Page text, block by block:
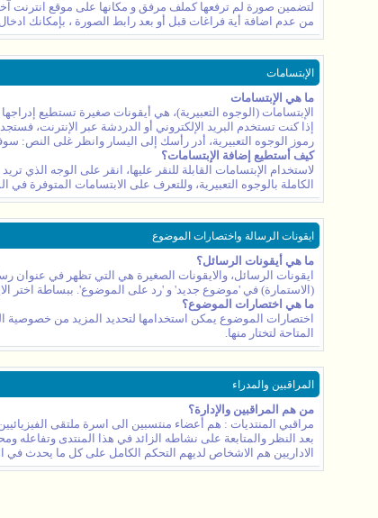
من عدم اضافة أية فراغات قبل أو بعد رابط الصورة ، بإمكانك
الإبتسامات
ما هي الإبتسامات
الإبتسامات (الوجوه التعبيرية)، هي أيقونات صغيرة تستطيع
إذا كنت تستخدم البريد الإلكتروني أو الدردشة عبر الإنترنت،
رموز الوجوه التعبيرية، أدر رأسك إلى اليسار وانظر غلى النص:
كيف أستطيع إضافة الإبتسامات؟
لاستخدام الإبتسامات القابلة للنقر عليها، انقر على الوجه الذي
الكاملة بالوجوه التعبيرية، وللتعرف على الابتسامات المتوفرة في
ايقونات الرسالة واختصارات الموضوع
ما هي أيقونات الرسائل؟
ايقونات الرسائل، والايقونات الصغيرة هي التي تظهر في عنوان
(الاستمارة) في 'موضوع جديد' و 'رد على الموضوع'. ببساطة اختر
ما هي اختصارات الموضوع؟
اختصارات الموضوع يمكن استخدامها لتحديد المزيد من خصوصية
المتاحة لتختار منها.
المراقبين والمدراء
من هم المراقبين والإدارة؟
مراقبي المنتديات : هم أعضاء منتسبين الى اسرة ملتقى
بعد النظر والمتابعة على نشاطه الزائد في هذا المنتدى
الاداريين هم الاشخاص لديهم التحكم الكامل على كل ما يحدث في